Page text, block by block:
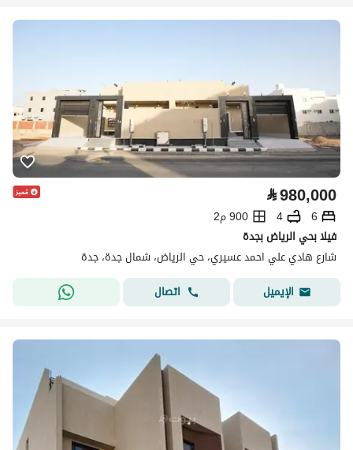
⃁980,000
6
4
900 م2
فيلا بحي الرياض بجدة
شارع هادي علي احمد عسيري، حي الرياض، شمال جدة، جدة
الإيميل
اتصال